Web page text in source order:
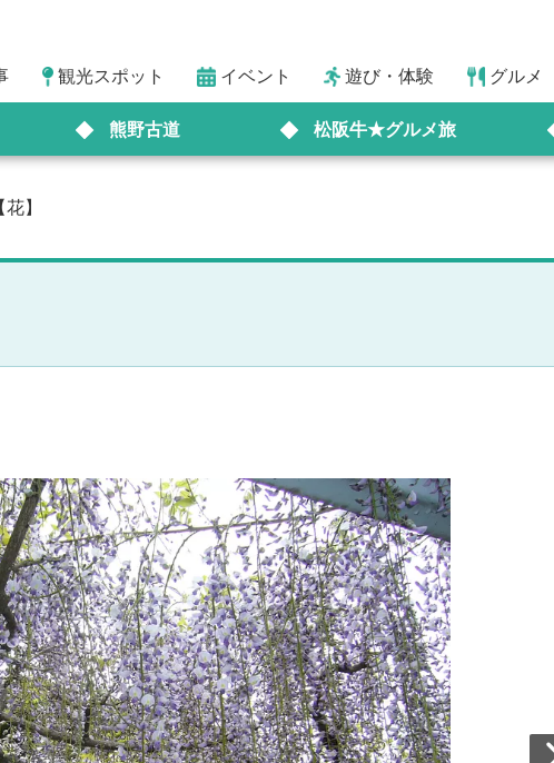
観光スポット イベント 遊び・体験 グルメ
熊野古道 松阪牛★グルメ旅
】